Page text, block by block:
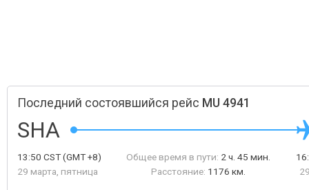
Последний состоявшийся рейс MU 4941
SHA
13:50 CST(GMT +8)
29 марта, пятница
Общее время в пути: 2 ч. 45 мин.
Расстояние: 1176 км.